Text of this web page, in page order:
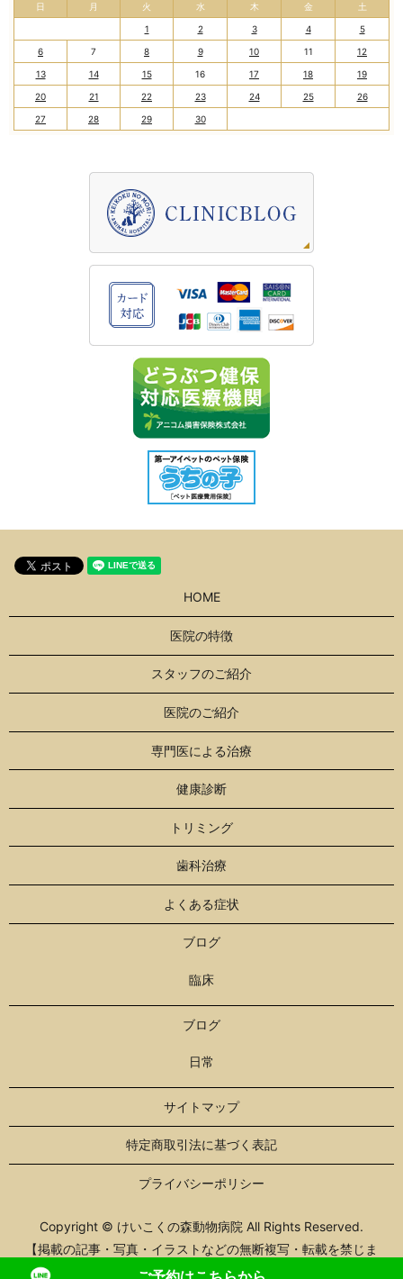
日 月 火 水 木 金 土
1 2 3 4 5
6 7 8 9 10 11 12
13 14 15 16 17 18 19
20 21 22 23 24 25 26
27 28 29 30
HOME
医院の特徴
スタッフのご紹介
医院のご紹介
専門医による治療
健康診断
トリミング
歯科治療
よくある症状
ブログ
臨床
ブログ
日常
サイトマップ
特定商取引法に基づく表記
プライバシーポリシー
Copyright © けいこくの森動物病院 All Rights Reserved.
【掲載の記事・写真・イラストなどの無断複写・転載を禁じま
す】